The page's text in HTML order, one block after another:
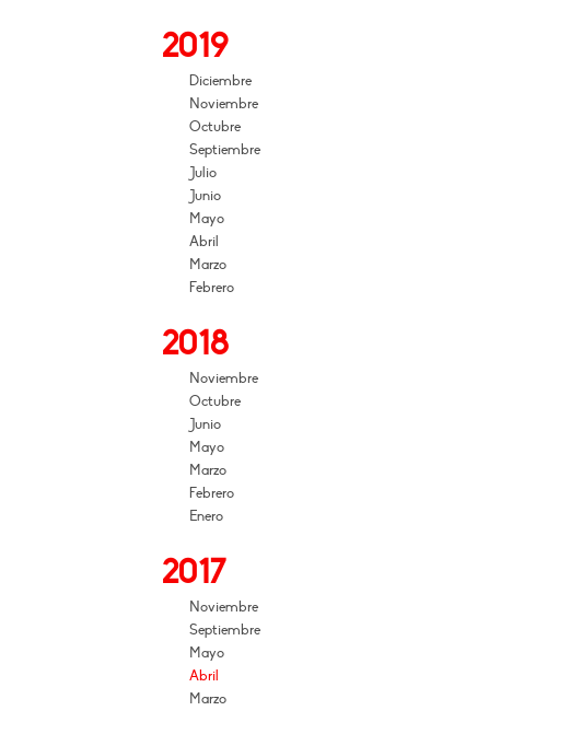
2019
Diciembre
Noviembre
Octubre
Septiembre
Julio
Junio
Mayo
Abril
Marzo
Febrero
2018
Noviembre
Octubre
Junio
Mayo
Marzo
Febrero
Enero
2017
Noviembre
Septiembre
Mayo
Abril
Marzo